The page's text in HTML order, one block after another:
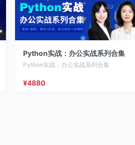
Python实战：办公实战系列合集
Python实战：办公实战系列合集
¥4880